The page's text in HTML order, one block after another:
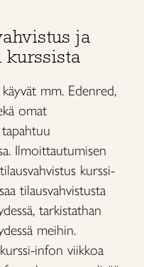
ja
kurssista
mm. Edenred,
omat
Ilmoittautumisen
kurssi-
tilausvahvistusta
tarkistathan
meihin.
infon viikkoa